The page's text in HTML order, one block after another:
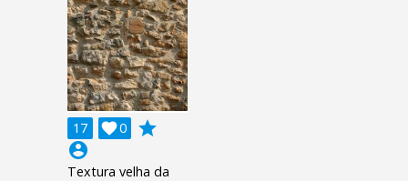
17 0

grade
account_circle
Textura velha da